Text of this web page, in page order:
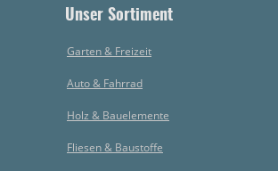
Unser Sortiment
Garten & Freizeit
Auto & Fahrrad
Holz & Bauelemente
Fliesen & Baustoffe